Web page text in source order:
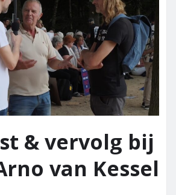
& vervolg bij
van Kessel